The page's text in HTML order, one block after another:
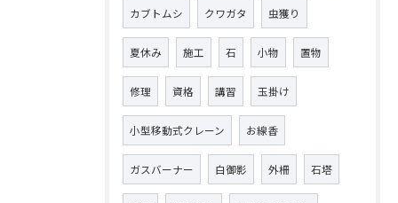
カブトムシ クワガタ 虫獲り
夏休み 施工 石 小物 置物
修理 資格 講習 玉掛け
小型移動式クレーン お線香
ガスバーナー 白御影 外柵 石塔